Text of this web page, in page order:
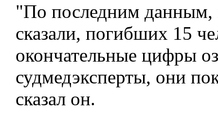
"По последним данным,
сказали, погибших 15
окончательные цифры
судмедэксперты, они
сказал он.